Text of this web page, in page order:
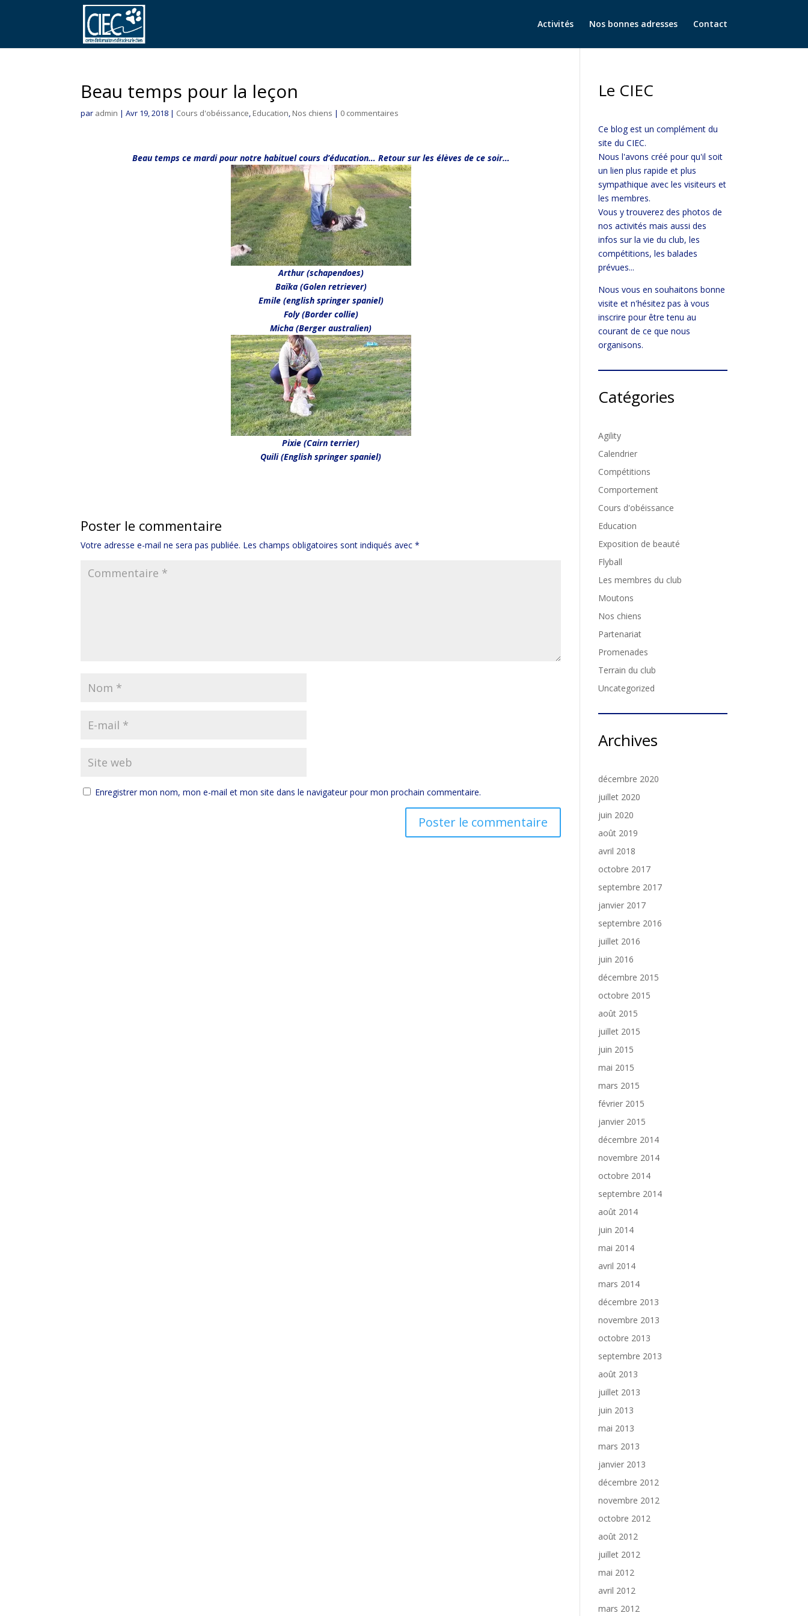
Activités Nos bonnes adresses Contact
Beau temps pour la leçon
par admin |Avr 19, 2018 | Cours d'obéissance, Education, Nos chiens | 0 commentaires
Beau temps ce mardi pour notre habituel cours d’éducation… Retour sur les élèves de ce soir…
Arthur (schapendoes)
Baïka (Golen retriever)
Emile (english springer spaniel)
Foly (Border collie)
Micha (Berger australien)
Pixie (Cairn terrier)
Quili (English springer spaniel)
Poster le commentaire
Votre adresse e-mail ne sera pas publiée. Les champs obligatoires sont indiqués avec*
Enregistrer mon nom, mon e-mail et mon site dans le navigateur pour mon prochain commentaire.
Le CIEC
Ce blog est un complément du
site du CIEC.
Nous l'avons créé pour qu'il soit
un lien plus rapide et plus
sympathique avec les visiteurs et
les membres.
Vous y trouverez des photos de
nos activités mais aussi des
infos sur la vie du club, les
compétitions, les balades
prévues...
Nous vous en souhaitons bonne
visite et n'hésitez pas à vous
inscrire pour être tenu au
courant de ce que nous
organisons.
Catégories
Agility
Calendrier
Compétitions
Comportement
Cours d'obéissance
Education
Exposition de beauté
Flyball
Les membres du club
Moutons
Nos chiens
Partenariat
Promenades
Terrain du club
Uncategorized
Archives
décembre 2020
juillet 2020
juin 2020
août 2019
avril 2018
octobre 2017
septembre 2017
janvier 2017
septembre 2016
juillet 2016
juin 2016
décembre 2015
octobre 2015
août 2015
juillet 2015
juin 2015
mai 2015
mars 2015
février 2015
janvier 2015
décembre 2014
novembre 2014
octobre 2014
septembre 2014
août 2014
juin 2014
mai 2014
avril 2014
mars 2014
décembre 2013
novembre 2013
octobre 2013
septembre 2013
août 2013
juillet 2013
juin 2013
mai 2013
mars 2013
janvier 2013
décembre 2012
novembre 2012
octobre 2012
août 2012
juillet 2012
mai 2012
avril 2012
mars 2012